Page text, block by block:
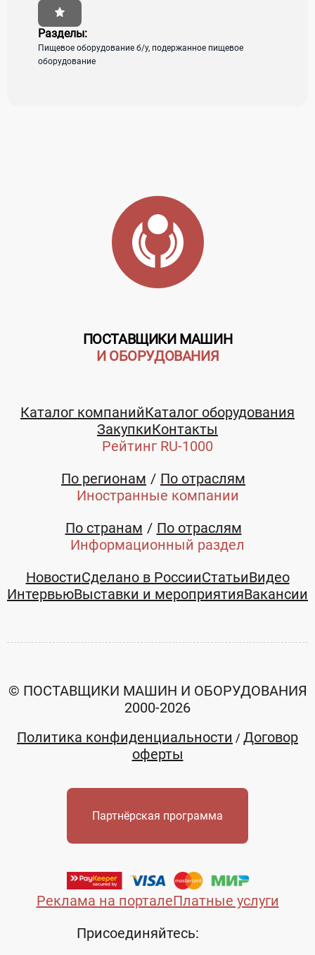
Разделы:
Пищевое оборудование б/у, подержанное пищевое
оборудование
ПОСТАВЩИКИ МАШИН
И ОБОРУДОВАНИЯ
Каталог компанийКаталог оборудования
ЗакупкиКонтакты
Рейтинг RU-1000
По регионам
По отраслям
Иностранные компании
По странам
По отраслям
Информационный раздел
НовостиСделано в РоссииСтатьиВидео
ИнтервьюВыставки и мероприятияВакансии
Реклама на порталеПлатные услуги
© ПОСТАВЩИКИ МАШИН И ОБОРУДОВАНИЯ
2000-2026
Политика конфиденциальности / Договор
оферты
Партнёрская программа
Присоединяйтесь: